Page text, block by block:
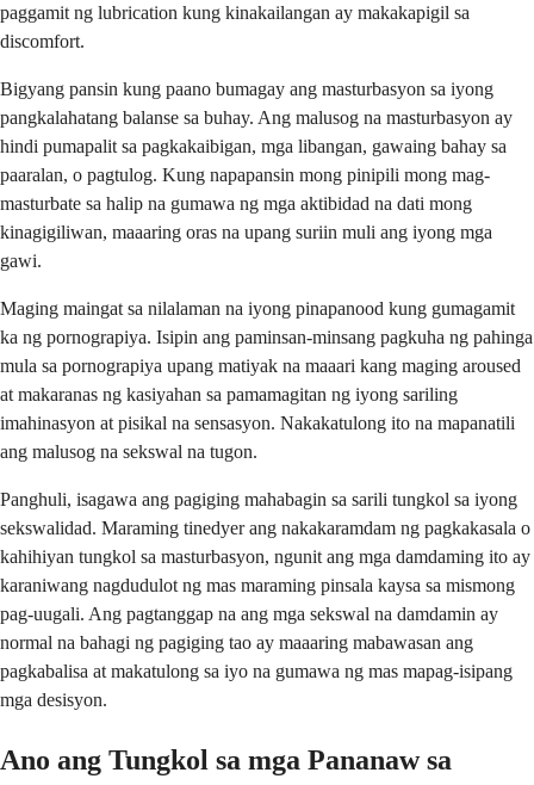
paggamit ng lubrication kung kinakailangan ay makakapigil sa
discomfort.
Bigyang pansin kung paano bumagay ang masturbasyon sa iyong
pangkalahatang balanse sa buhay. Ang malusog na masturbasyon ay
hindi pumapalit sa pagkakaibigan, mga libangan, gawaing bahay sa
paaralan, o pagtulog. Kung napapansin mong pinipili mong mag-
masturbate sa halip na gumawa ng mga aktibidad na dati mong
kinagigiliwan, maaaring oras na upang suriin muli ang iyong mga
gawi.
Maging maingat sa nilalaman na iyong pinapanood kung gumagamit
ka ng pornograpiya. Isipin ang paminsan-minsang pagkuha ng pahinga
mula sa pornograpiya upang matiyak na maaari kang maging aroused
at makaranas ng kasiyahan sa pamamagitan ng iyong sariling
imahinasyon at pisikal na sensasyon. Nakakatulong ito na mapanatili
ang malusog na sekswal na tugon.
Panghuli, isagawa ang pagiging mahabagin sa sarili tungkol sa iyong
sekswalidad. Maraming tinedyer ang nakakaramdam ng pagkakasala o
kahihiyan tungkol sa masturbasyon, ngunit ang mga damdaming ito ay
karaniwang nagdudulot ng mas maraming pinsala kaysa sa mismong
pag-uugali. Ang pagtanggap na ang mga sekswal na damdamin ay
normal na bahagi ng pagiging tao ay maaaring mabawasan ang
pagkabalisa at makatulong sa iyo na gumawa ng mas mapag-isipang
mga desisyon.
Ano ang Tungkol sa mga Pananaw sa